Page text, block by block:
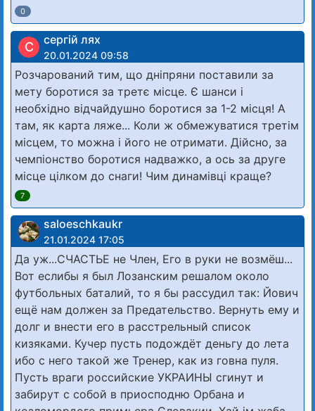
0
С сергій лях
20.01.2024 09:58
Розчарований тим, що дніпряни поставили за
мету боротися за третє місце. Є шанси і
необхідно відчайдушно боротися за 1-2 місця! А
там, як карта ляже... Коли ж обмежуватися третім
місцем, то можна і його не отримати. Дійсно, за
чемпіонство боротися надважко, а ось за друге
місце цілком до снаги! Чим динамівці краще?
7
saloeschkaukr
21.01.2024 17:05
Да уж...СЧАСТЬЕ не Член, Его в руки не возмёш...
Вот еслибы я был Лозанским решалом около
футбольных баталий, то я бы рассудил так: Йович
ещё нам должен за Предательство. Вернуть ему и
долг и внести его в расстрельный список
кизяками. Кучер пусть подождёт деньгу до лета
ибо с него такой же Тренер, как из говна пуля.
Пусть враги российские УКРАИНЫ сгинут и
забирут с собой в приосподню Орбана и